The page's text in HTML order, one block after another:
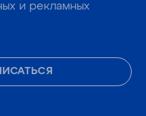
и рекламных